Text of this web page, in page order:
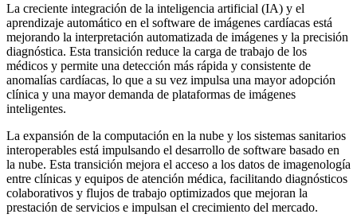
La creciente integración de la inteligencia artificial (IA) y el
aprendizaje automático en el software de imágenes cardíacas está
mejorando la interpretación automatizada de imágenes y la precisión
diagnóstica. Esta transición reduce la carga de trabajo de los
médicos y permite una detección más rápida y consistente de
anomalías cardíacas, lo que a su vez impulsa una mayor adopción
clínica y una mayor demanda de plataformas de imágenes
inteligentes.
La expansión de la computación en la nube y los sistemas sanitarios
interoperables está impulsando el desarrollo de software basado en
la nube. Esta transición mejora el acceso a los datos de imagenología
entre clínicas y equipos de atención médica, facilitando diagnósticos
colaborativos y flujos de trabajo optimizados que mejoran la
prestación de servicios e impulsan el crecimiento del mercado.